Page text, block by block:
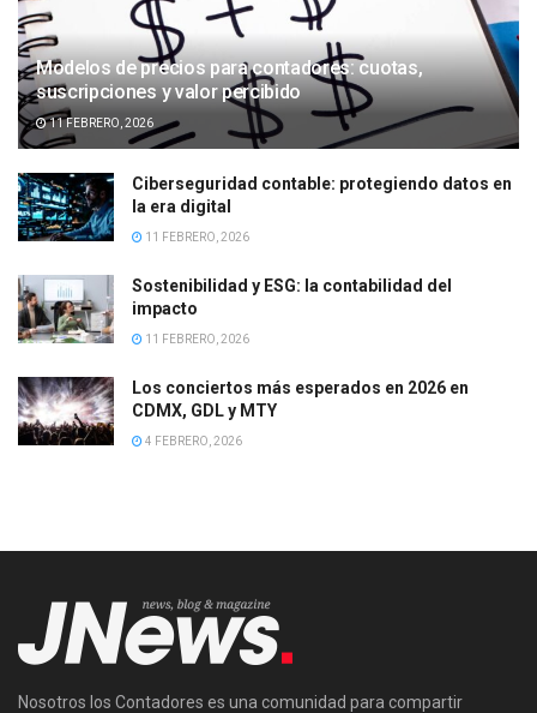
Modelos de precios para contadores: cuotas,
suscripciones y valor percibido
11 FEBRERO, 2026
Ciberseguridad contable: protegiendo datos en
la era digital
11 FEBRERO, 2026
Sostenibilidad y ESG: la contabilidad del
impacto
11 FEBRERO, 2026
Los conciertos más esperados en 2026 en
CDMX, GDL y MTY
4 FEBRERO, 2026
Nosotros los Contadores es una comunidad para compartir